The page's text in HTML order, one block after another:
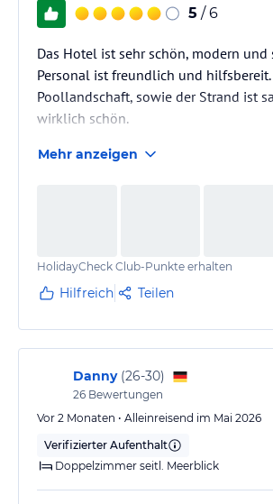
5 / 6
Das Hotel ist sehr schön, modern und
Personal ist freundlich und hilfsbereit.
Poollandschaft, sowie der Strand ist
wirklich schön.
Das Abendprogramm könnte ein wenig
Mehr anzeigen
HolidayCheck Club-Punkte erhalten
Hilfreich Teilen
Danny (26-30)
26 Bewertungen
Vor 2 Monaten • Alleinreisend im Mai 2026
Verifizierter Aufenthalt
Doppelzimmer seitl. Meerblick